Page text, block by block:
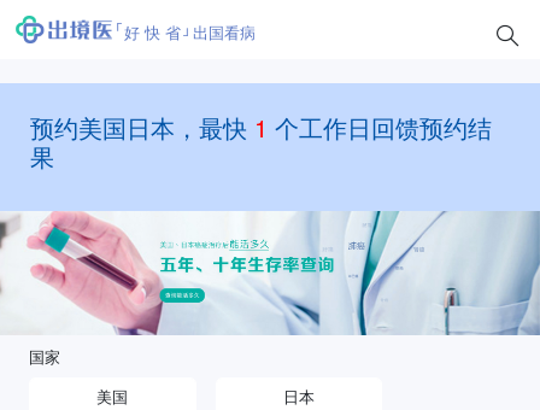
好 快 省 出国看病
预约美国日本，最快 1 个工作日回馈预约结
果
国家
美国
日本